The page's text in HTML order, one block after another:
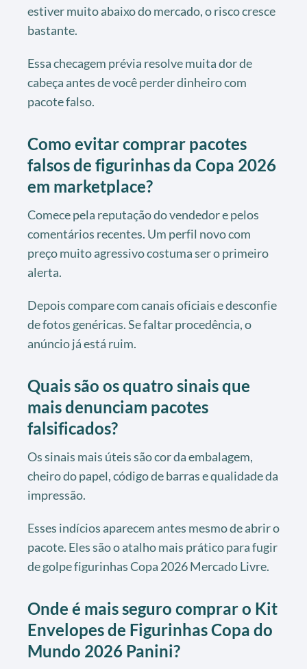
estiver muito abaixo do mercado, o risco cresce
bastante.
Essa checagem prévia resolve muita dor de
cabeça antes de você perder dinheiro com
pacote falso.
Como evitar comprar pacotes
falsos de figurinhas da Copa 2026
em marketplace?
Comece pela reputação do vendedor e pelos
comentários recentes. Um perfil novo com
preço muito agressivo costuma ser o primeiro
alerta.
Depois compare com canais oficiais e desconfie
de fotos genéricas. Se faltar procedência, o
anúncio já está ruim.
Quais são os quatro sinais que
mais denunciam pacotes
falsificados?
Os sinais mais úteis são cor da embalagem,
cheiro do papel, código de barras e qualidade da
impressão.
Esses indícios aparecem antes mesmo de abrir o
pacote. Eles são o atalho mais prático para fugir
de golpe figurinhas Copa 2026 Mercado Livre.
Onde é mais seguro comprar o Kit
Envelopes de Figurinhas Copa do
Mundo 2026 Panini?